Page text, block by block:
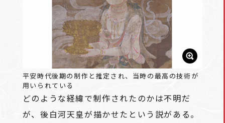
平安時代後期の制作と推定され、当時の最高の技術が
用いられている
どのような経緯で制作されたのかは不明だ
が、後白河天皇が描かせたという説がある。